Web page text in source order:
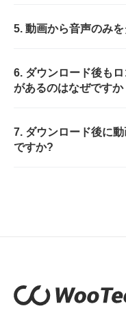
5. 動画から音声のみ
6. ダウンロード後も
があるのはなぜですか
7. ダウンロード後に
ですか?